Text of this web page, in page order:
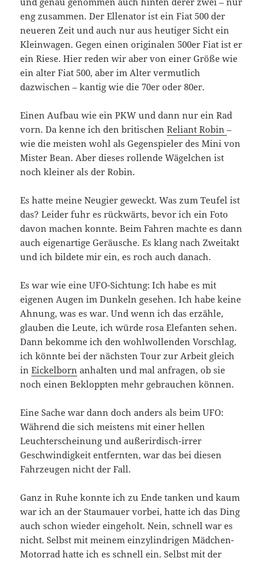
eng zusammen. Der Ellenator ist ein Fiat 500 der
neueren Zeit und auch nur aus heutiger Sicht ein
Kleinwagen. Gegen einen originalen 500er Fiat ist er
ein Riese. Hier reden wir aber von einer Größe wie
ein alter Fiat 500, aber im Alter vermutlich
dazwischen – kantig wie die 70er oder 80er.
Einen Aufbau wie ein PKW und dann nur ein Rad
vorn. Da kenne ich den britischenReliant Robin–
wie die meisten wohl als Gegenspieler des Mini von
Mister Bean. Aber dieses rollende Wägelchen ist
noch kleiner als der Robin.
Es hatte meine Neugier geweckt. Was zum Teufel ist
das? Leider fuhr es rückwärts, bevor ich ein Foto
davon machen konnte. Beim Fahren machte es dann
auch eigenartige Geräusche. Es klang nach Zweitakt
und ich bildete mir ein, es roch auch danach.
Es war wie eine UFO-Sichtung: Ich habe es mit
eigenen Augen im Dunkeln gesehen. Ich habe keine
Ahnung, was es war. Und wenn ich das erzähle,
glauben die Leute, ich würde rosa Elefanten sehen.
Dann bekomme ich den wohlwollenden Vorschlag,
ich könnte bei der nächsten Tour zur Arbeit gleich
inEickelborn anhalten und mal anfragen, ob sie
noch einen Bekloppten mehr gebrauchen können.
Eine Sache war dann doch anders als beim UFO:
Während die sich meistens mit einer hellen
Leuchterscheinung und außerirdisch-irrer
Geschwindigkeit entfernten, war das bei diesen
Fahrzeugen nicht der Fall.
Ganz in Ruhe konnte ich zu Ende tanken und kaum
war ich an der Staumauer vorbei, hatte ich das Ding
auch schon wieder eingeholt. Nein, schnell war es
nicht. Selbst mit meinem einzylindrigen Mädchen-
Motorrad hatte ich es schnell ein. Selbst mit der